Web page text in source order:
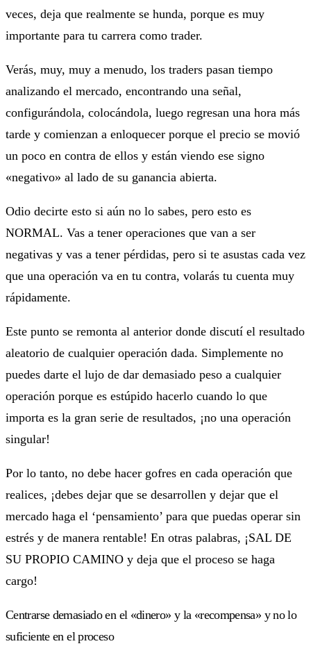
veces, deja que realmente se hunda, porque es muy
importante para tu carrera como trader.
Verás, muy, muy a menudo, los traders pasan tiempo
analizando el mercado, encontrando una señal,
configurándola, colocándola, luego regresan una hora más
tarde y comienzan a enloquecer porque el precio se movió
un poco en contra de ellos y están viendo ese signo
«negativo» al lado de su ganancia abierta.
Odio decirte esto si aún no lo sabes, pero esto es
NORMAL. Vas a tener operaciones que van a ser
negativas y vas a tener pérdidas, pero si te asustas cada vez
que una operación va en tu contra, volarás tu cuenta muy
rápidamente.
Este punto se remonta al anterior donde discutí el resultado
aleatorio de cualquier operación dada. Simplemente no
puedes darte el lujo de dar demasiado peso a cualquier
operación porque es estúpido hacerlo cuando lo que
importa es la gran serie de resultados, ¡no una operación
singular!
Por lo tanto, no debe hacer gofres en cada operación que
realices, ¡debes dejar que se desarrollen y dejar que el
mercado haga el ‘pensamiento’ para que puedas operar sin
estrés y de manera rentable! En otras palabras, ¡SAL DE
SU PROPIO CAMINO y deja que el proceso se haga
cargo!
Centrarse demasiado en el «dinero» y la «recompensa» y no lo
suficiente en el proceso